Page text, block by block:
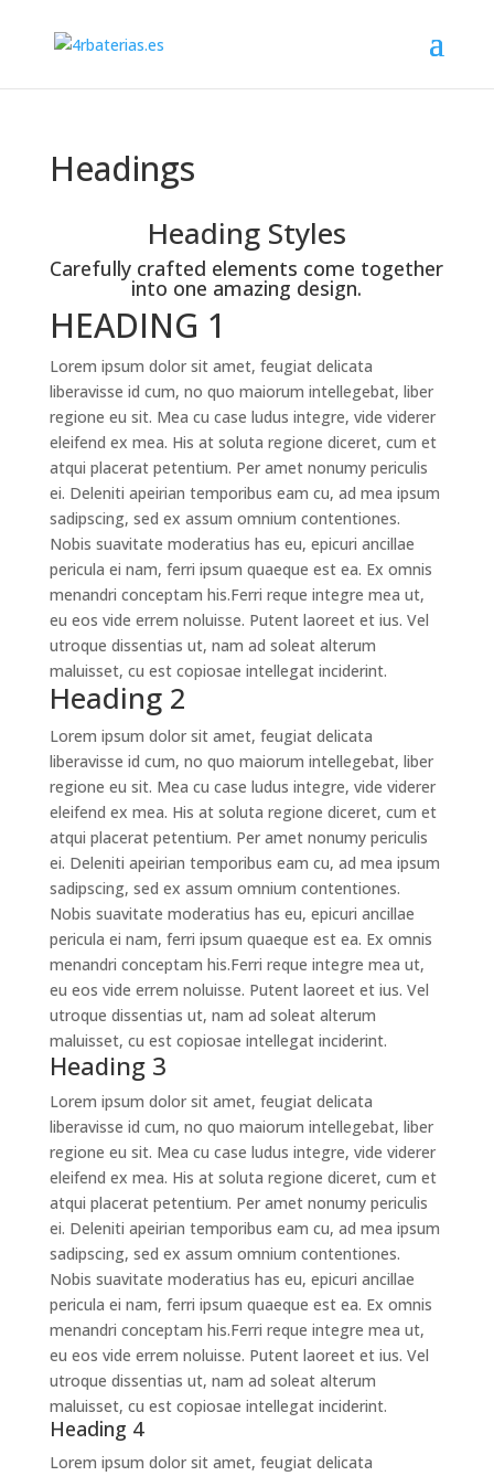
Headings
Heading Styles
Carefully crafted elements come together
into one amazing design.
HEADING 1
Lorem ipsum dolor sit amet, feugiat delicata
liberavisse id cum, no quo maiorum intellegebat, liber
regione eu sit. Mea cu case ludus integre, vide viderer
eleifend ex mea. His at soluta regione diceret, cum et
atqui placerat petentium. Per amet nonumy periculis
ei. Deleniti apeirian temporibus eam cu, ad mea ipsum
sadipscing, sed ex assum omnium contentiones.
Nobis suavitate moderatius has eu, epicuri ancillae
pericula ei nam, ferri ipsum quaeque est ea. Ex omnis
menandri conceptam his.Ferri reque integre mea ut,
eu eos vide errem noluisse. Putent laoreet et ius. Vel
utroque dissentias ut, nam ad soleat alterum
maluisset, cu est copiosae intellegat inciderint.
Heading 2
Lorem ipsum dolor sit amet, feugiat delicata
liberavisse id cum, no quo maiorum intellegebat, liber
regione eu sit. Mea cu case ludus integre, vide viderer
eleifend ex mea. His at soluta regione diceret, cum et
atqui placerat petentium. Per amet nonumy periculis
ei. Deleniti apeirian temporibus eam cu, ad mea ipsum
sadipscing, sed ex assum omnium contentiones.
Nobis suavitate moderatius has eu, epicuri ancillae
pericula ei nam, ferri ipsum quaeque est ea. Ex omnis
menandri conceptam his.Ferri reque integre mea ut,
eu eos vide errem noluisse. Putent laoreet et ius. Vel
utroque dissentias ut, nam ad soleat alterum
maluisset, cu est copiosae intellegat inciderint.
Heading 3
Lorem ipsum dolor sit amet, feugiat delicata
liberavisse id cum, no quo maiorum intellegebat, liber
regione eu sit. Mea cu case ludus integre, vide viderer
eleifend ex mea. His at soluta regione diceret, cum et
atqui placerat petentium. Per amet nonumy periculis
ei. Deleniti apeirian temporibus eam cu, ad mea ipsum
sadipscing, sed ex assum omnium contentiones.
Nobis suavitate moderatius has eu, epicuri ancillae
pericula ei nam, ferri ipsum quaeque est ea. Ex omnis
menandri conceptam his.Ferri reque integre mea ut,
eu eos vide errem noluisse. Putent laoreet et ius. Vel
utroque dissentias ut, nam ad soleat alterum
maluisset, cu est copiosae intellegat inciderint.
Heading 4
Lorem ipsum dolor sit amet, feugiat delicata